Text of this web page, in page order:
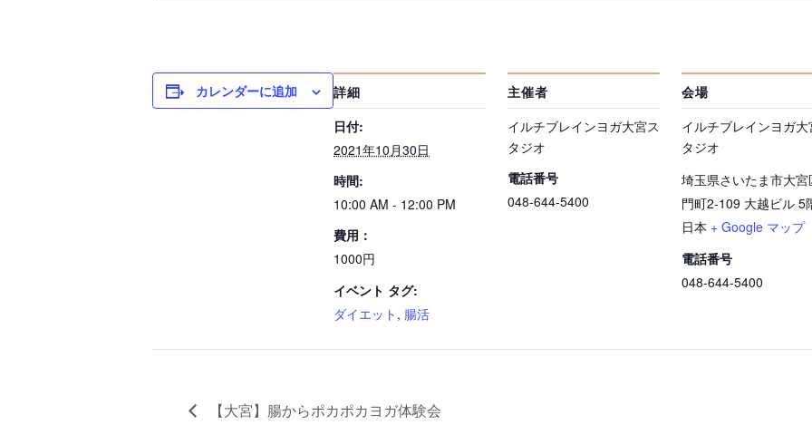
カレンダーに追加
詳細
日付:
2021年10月30日
時間:
10:00 AM - 12:00 PM
費用：
1000円
イベント タグ:
ダイエット , 腸活
主催者
イルチブレインヨガ大宮ス
タジオ
電話番号
048-644-5400
会場
イルチブレインヨガ大
タジオ
埼玉県さいたま市大宮
門町2-109 大越ビル 5
日本 + Google マップ
電話番号
048-644-5400
【大宮】腸からポカポカヨガ体験会